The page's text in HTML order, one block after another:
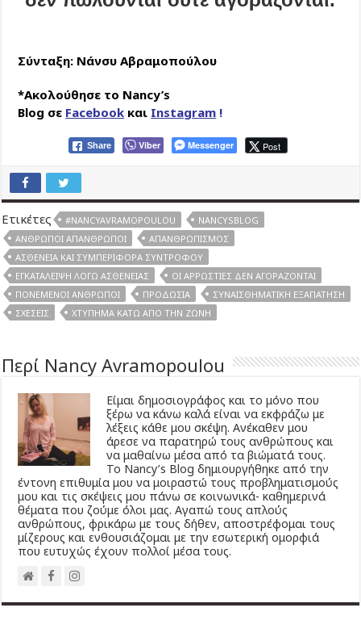
Σύνταξη: Νάνσυ Αβραμοπούλου
*Ακολούθησε το Nancy’s
Blog σε Facebook και Instagram !
Share Viber Messenger Post
Ετικέτες #NANCYAVRAMOPOULOU
NANCYSBLOG
ΆΝΘΡΩΠΟΙ ΑΠΆΝΘΡΩΠΟΙ
ΑΠΑΝΘΡΩΠΙΣΜΌΣ
ΑΣΘΈΝΕΙΑ ΚΑΙ ΣΥΜΠΕΡΙΦΟΡΆ ΣΥΝΤΡΌΦΟΥ
ΕΓΚΑΤΆΛΕΙΨΗ ΛΌΓΩ ΑΣΘΈΝΕΙΑΣ
ΟΙ ΑΡΡΏΣΤΙΕΣ ΔΕΝ ΑΓΟΡΆΖΟΝΤΑΙ
ΠΟΝΕΜΈΝΟΙ ΆΝΘΡΩΠΟΙ
ΠΡΟΔΩΣΊΑ
ΣΥΝΑΙΣΘΗΜΑΤΙΚΉ ΕΞΑΠΆΤΗΣΗ
ΣΧΈΣΕΙΣ
ΧΤΎΠΗΜΑ ΚΆΤΩ ΑΠΌ ΤΗΝ ΖΏΝΗ
Περί Nancy Avramopoulou
Είμαι δημοσιογράφος και το μόνο που
ξέρω να κάνω καλά είναι να εκφράζω με
λέξεις κάθε μου σκέψη. Ανέκαθεν μου
άρεσε να παρατηρώ τους ανθρώπους και
να μαθαίνω μέσα από τα βιώματά τους.
Το Νancy’s Βlog δημιουργήθηκε από την
έντονη επιθυμία μου να μοιραστώ τους προβληματισμούς
μου και τις σκέψεις μου πάνω σε κοινωνικά- καθημερινά
θέματα που ζούμε όλοι μας. Αγαπώ τους απλούς
ανθρώπους, φρικάρω με τους δήθεν, αποστρέφομαι τους
μίζερους και ενθουσιάζομαι με την εσωτερική ομορφιά
που ευτυχώς έχουν πολλοί μέσα τους.